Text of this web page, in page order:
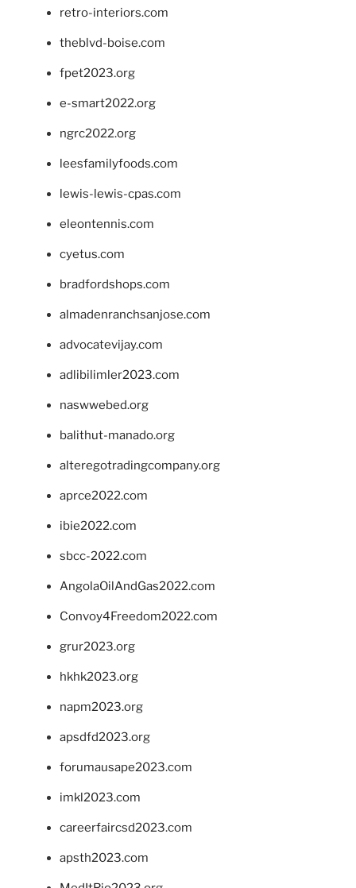
retro-interiors.com
theblvd-boise.com
fpet2023.org
e-smart2022.org
ngrc2022.org
leesfamilyfoods.com
lewis-lewis-cpas.com
eleontennis.com
cyetus.com
bradfordshops.com
almadenranchsanjose.com
advocatevijay.com
adlibilimler2023.com
naswwebed.org
balithut-manado.org
alteregotradingcompany.org
aprce2022.com
ibie2022.com
sbcc-2022.com
AngolaOilAndGas2022.com
Convoy4Freedom2022.com
grur2023.org
hkhk2023.org
napm2023.org
apsdfd2023.org
forumausape2023.com
imkl2023.com
careerfaircsd2023.com
apsth2023.com